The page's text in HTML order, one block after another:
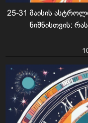
25-31 მაისის
ნიშნისთვის: